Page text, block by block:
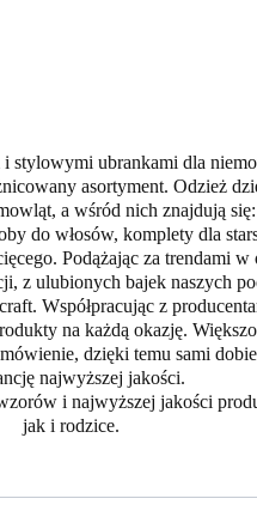
ubrankami dla
asortyment. Odzież
a wśród nich znajdują
do włosów, komplety dla
Podążając za trendami w
z ulubionych bajek naszych
Współpracując z
na każdą okazję.
dzięki temu sami
najwyższej jakości.
i najwyższej jakości
jak i rodzice.